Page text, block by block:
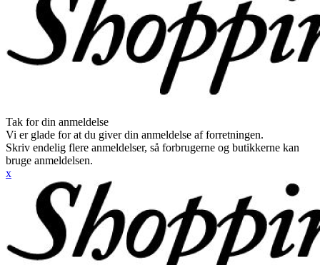
Tak for din anmeldelse
Vi er glade for at du giver din anmeldelse af forretningen.
Skriv endelig flere anmeldelser, så forbrugerne og butikkerne kan
bruge anmeldelsen.
x